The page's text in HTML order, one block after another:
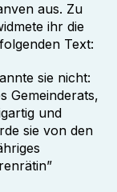
aus. Zu
ihr die
Text:
sie nicht:
Gemeinderats,
und
sie von den